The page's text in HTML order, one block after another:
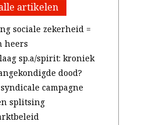
artikelen
sociale zekerheid =
heers
sp.a/spirit: kroniek
dood?
campagne
splitsing